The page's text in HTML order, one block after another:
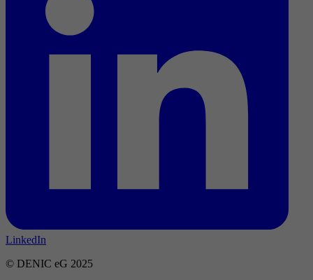
LinkedIn
© DENIC eG 2025